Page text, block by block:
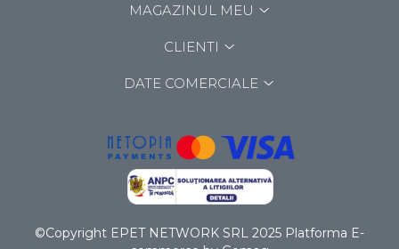
MAGAZINUL MEU
CLIENTI
DATE COMERCIALE
©Copyright EPET NETWORK SRL 2025 Platforma E-